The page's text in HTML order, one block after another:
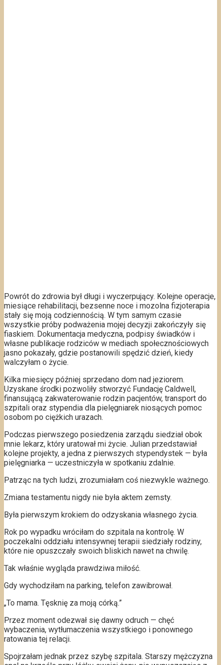
Powrót do zdrowia był długi i wyczerpujący. Kolejne operacje,
miesiące rehabilitacji, bezsenne noce i mozolna fizjoterapia
stały się moją codziennością. W tym samym czasie
wszystkie próby podważenia mojej decyzji zakończyły się
fiaskiem. Dokumentacja medyczna, podpisy świadków i
własne publikacje rodziców w mediach społecznościowych
jasno pokazały, gdzie postanowili spędzić dzień, kiedy
walczyłam o życie.
Kilka miesięcy później sprzedano dom nad jeziorem.
Uzyskane środki pozwoliły stworzyć Fundację Caldwell,
finansującą zakwaterowanie rodzin pacjentów, transport do
szpitali oraz stypendia dla pielęgniarek niosących pomoc
osobom po ciężkich urazach.
Podczas pierwszego posiedzenia zarządu siedział obok
mnie lekarz, który uratował mi życie. Julian przedstawiał
kolejne projekty, a jedna z pierwszych stypendystek — była
pielęgniarka — uczestniczyła w spotkaniu zdalnie.
Patrząc na tych ludzi, zrozumiałam coś niezwykle ważnego.
Zmiana testamentu nigdy nie była aktem zemsty.
Była pierwszym krokiem do odzyskania własnego życia.
Rok po wypadku wróciłam do szpitala na kontrolę. W
poczekalni oddziału intensywnej terapii siedziały rodziny,
które nie opuszczały swoich bliskich nawet na chwilę.
Tak właśnie wygląda prawdziwa miłość.
Gdy wychodziłam na parking, telefon zawibrował.
„To mama. Tęsknię za moją córką.”
Przez moment odezwał się dawny odruch — chęć
wybaczenia, wytłumaczenia wszystkiego i ponownego
ratowania tej relacji.
Spojrzałam jednak przez szybę szpitala. Starszy mężczyzna